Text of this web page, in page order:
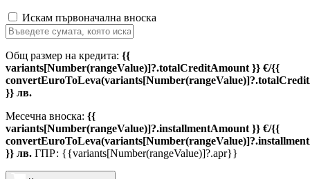
Искам първоначална вноска
Общ размер на кредита: {{
variants[Number(rangeValue)]?.totalCreditAmount }} €/{{
}} лв.
Месечна вноска: {{
variants[Number(rangeValue)]?.installmentAmount }} €/{{
}} лв. ГПР: {{variants[Number(rangeValue)]?.apr}}